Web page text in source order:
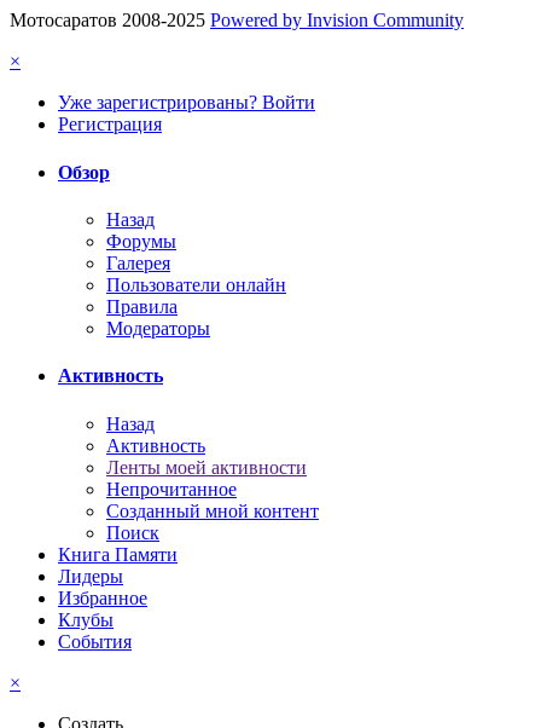
Мотосаратов 2008-2025 Powered by Invision Community
×
Уже зарегистрированы? Войти
Регистрация
Обзор
Назад
Форумы
Галерея
Пользователи онлайн
Правила
Модераторы
Активность
Назад
Активность
Ленты моей активности
Непрочитанное
Созданный мной контент
Поиск
Книга Памяти
Лидеры
Избранное
Клубы
События
×
Создать...